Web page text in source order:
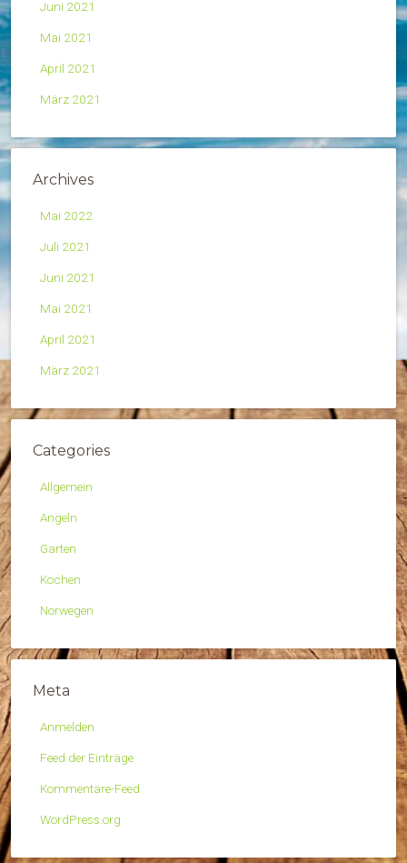
Juni 2021
Mai 2021
April 2021
März 2021
Archives
Mai 2022
Juli 2021
Juni 2021
Mai 2021
April 2021
März 2021
Categories
Allgemein
Angeln
Garten
Kochen
Norwegen
Meta
Anmelden
Feed der Einträge
Kommentare-Feed
WordPress.org